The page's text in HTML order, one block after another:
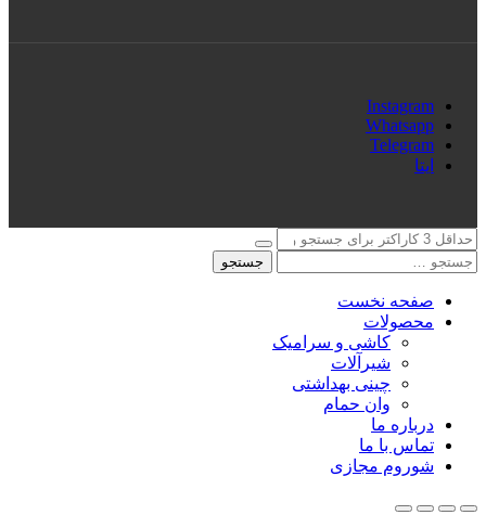
Instagram
Whatsapp
Telegram
ایتا
جستجو
صفحه نخست
محصولات
کاشی و سرامیک
شیرآلات
چینی بهداشتی
وان حمام
درباره ما
تماس با ما
شوروم مجازی